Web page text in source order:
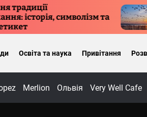
символізм та
Куди
Освіта та наука Привітання
Merlion Ольвія Very Well Cafe